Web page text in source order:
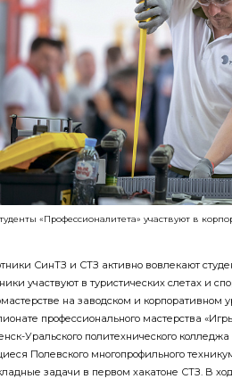
«Профессионалитета» участвуют в
СинТЗ и СТЗ активно вовлекают
участвуют в туристических слетах и
на заводском и корпоративном
профессионального мастерства
Уральского политехнического
Полевского многопрофильного
задачи в первом хакатоне СТЗ. В